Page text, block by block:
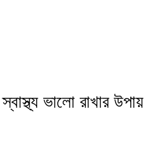
স্বাস্থ্য ভালো রাখার উপায়